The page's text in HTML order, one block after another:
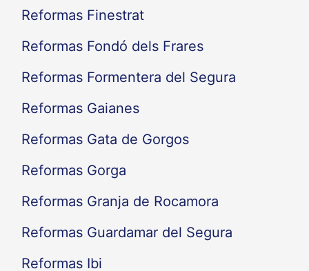
Reformas Finestrat
Reformas Fondó dels Frares
Reformas Formentera del Segura
Reformas Gaianes
Reformas Gata de Gorgos
Reformas Gorga
Reformas Granja de Rocamora
Reformas Guardamar del Segura
Reformas Ibi